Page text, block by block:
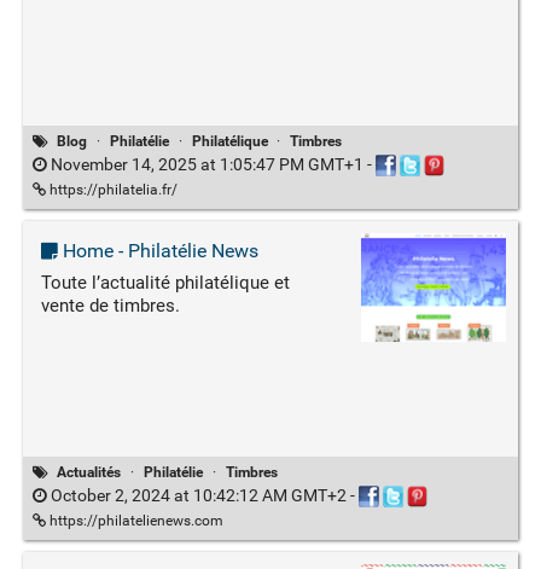
Blog · Philatélie · Philatélique · Timbres
November 14, 2025 at 1:05:47 PM GMT+1 -
https://philatelia.fr/
Home - Philatélie News
Toute l’actualité philatélique et
vente de timbres.
Actualités · Philatélie · Timbres
October 2, 2024 at 10:42:12 AM GMT+2 -
https://philatelienews.com